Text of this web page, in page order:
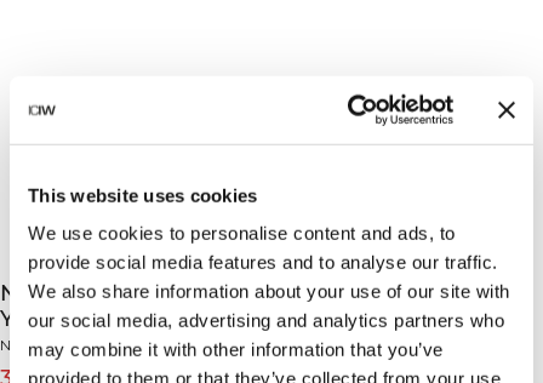
This website uses cookies
We use cookies to personalise content and ads, to
provide social media features and to analyse our traffic.
We also share information about your use of our site with
our social media, advertising and analytics partners who
may combine it with other information that you’ve
provided to them or that they’ve collected from your use
Nimble Adjustable Strappy Sports Bra Fading
Yellow
Nimble Collection
(-20%)